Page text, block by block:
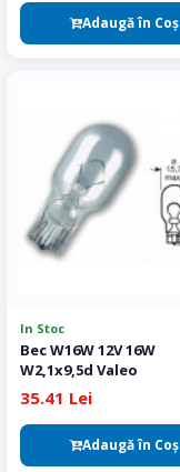
Adaugă în Coş
In Stoc
Bec W16W 12V 16W
W2,1x9,5d Valeo
35.41 Lei
Adaugă în Coş